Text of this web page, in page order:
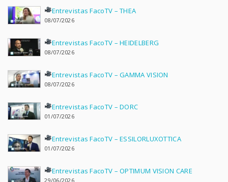
Entrevistas FacoTV – THEA
08/07/2026
Entrevistas FacoTV – HEIDELBERG
08/07/2026
Entrevistas FacoTV – GAMMA VISION
08/07/2026
Entrevistas FacoTV – DORC
01/07/2026
Entrevistas FacoTV – ESSILORLUXOTTICA
01/07/2026
Entrevistas FacoTV – OPTIMUM VISION CARE
29/06/2026